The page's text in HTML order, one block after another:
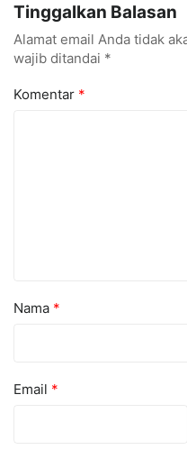
Tinggalkan Balasan
Alamat email Anda tidak
wajib ditandai *
Komentar *
Nama *
Email *